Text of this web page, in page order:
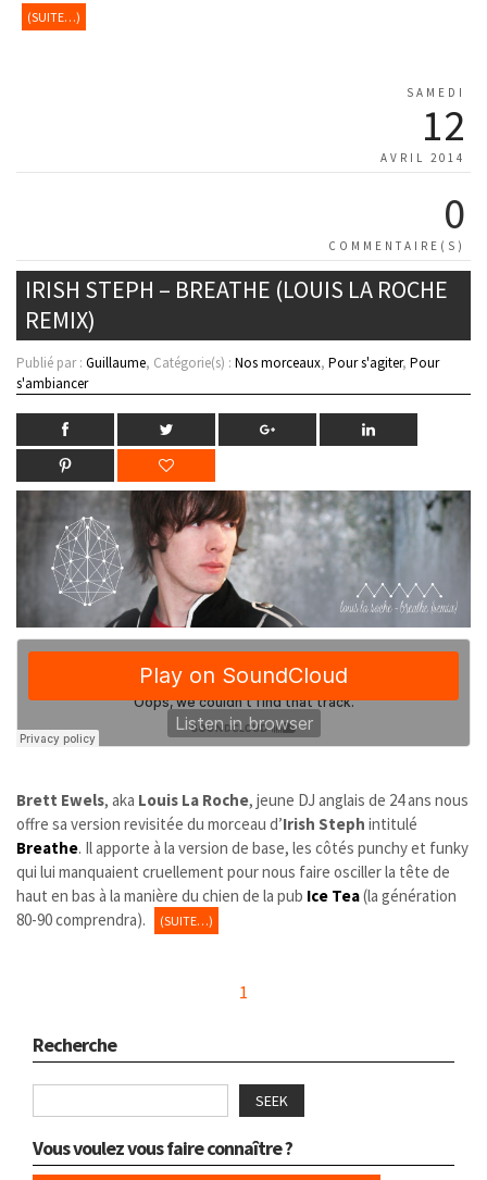
(SUITE…)
SAMEDI
12
AVRIL 2014
0
COMMENTAIRE(S)
IRISH STEPH – BREATHE (LOUIS LA ROCHE
REMIX)
Publié par : Guillaume, Catégorie(s) : Nos morceaux, Pour s'agiter, Pour
s'ambiancer
Brett Ewels, aka Louis La Roche, jeune DJ anglais de 24 ans nous
offre sa version revisitée du morceau d’Irish Steph intitulé
Breathe. Il apporte à la version de base, les côtés punchy et funky
qui lui manquaient cruellement pour nous faire osciller la tête de
haut en bas à la manière du chien de la pub Ice Tea(la génération
80-90 comprendra).
(SUITE…)
1
Recherche
SEEK
Vous voulez vous faire connaître ?